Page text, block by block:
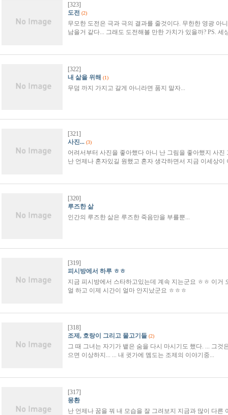
[323]
도전 (2)
무모한 도전은 극과 극의 결과를 줄것이다. 무한한 영광 아
남을거 같다... 그래도 도전해볼 만한 가치가 있을까? PS. 세
[322]
내 삶을 위해 (1)
무덤 까지 가지고 갈게 아니라면 품지 말자...
[321]
사진... (3)
어려서부터 사진을 좋아했다 아니 난 그림을 좋아했지 사
난 언제나 혼자있길 원했고 혼자 생각하면서 지금 이세상
[320]
루즈한 삶
인간의 루즈한 삶은 루즈한 죽음만을 부를뿐...
[319]
피시방에서 하루 ㅎㅎ
지금 피시방에서 스타하고있는데 계속 지는군요 ㅎㅎ 이거
얼 하고 이제 시간이 얼마 안지났군요 ㅎㅎㅎ
[318]
조제, 호랑이 그리고 물고기들 (2)
그 때 그녀는 자기가 뱉은 숨을 다시 마시기도 했다. ... 그
으면 이상하지... ... 내 귓가에 멤도는 조제의 이야기중...
[317]
몽환
난 언제나 꿈을 꿔 내 모습을 잘 그려보지 지금과 많이 다